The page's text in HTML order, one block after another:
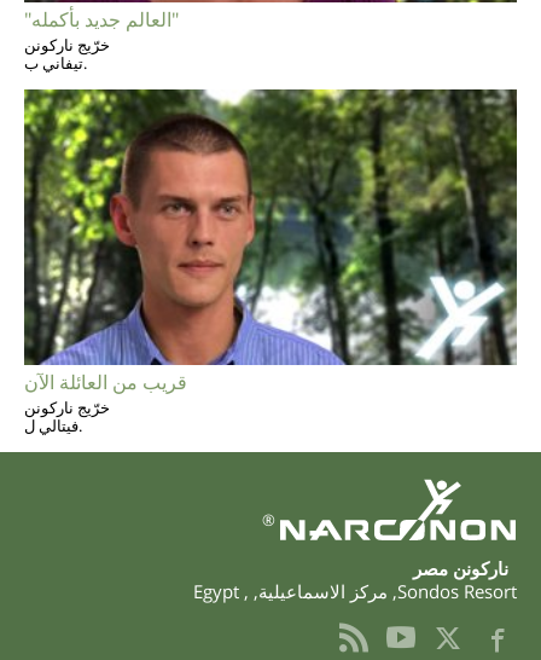
"العالم جديد بأكمله"
خرّيج ناركونن
تيفاني ب.
قريب من العائلة الآن
خرّيج ناركونن
فيتالي ل.
®
‫ناركونن‬ ‫مصر‬
Sondos Resort
, مركز الاسماعيلية,
,
Egypt